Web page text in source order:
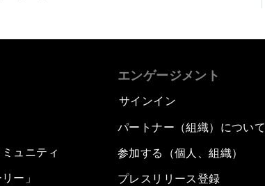
ュニティ
ー」
エンゲージメント
サインイン
パートナー（組織）につい
参加する（個人、組織）
プレスリリース登録